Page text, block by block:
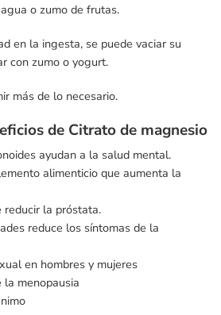
o zumo de frutas.
en la ingesta, se puede vaciar su
con zumo o yogurt.
más de lo necesario.
de Citrato de magnesio
ayudan a la salud mental.
alimenticio que aumenta la
reducir la próstata.
reduce los síntomas de la
en hombres y mujeres
menopausia